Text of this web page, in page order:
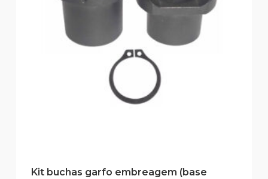
Kit buchas garfo embreagem (base